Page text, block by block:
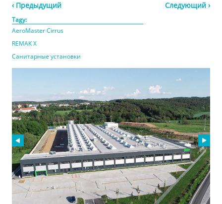
‹ Предыдущий Следующий ›
Tagy:
AeroMaster Cirrus
REMAK X
Санитарные установки